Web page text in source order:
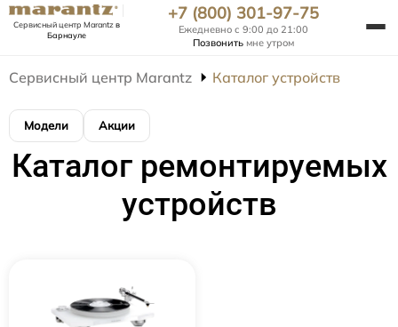
Сервисный центр Marantzв
Барнауле
+7 (800) 301-97-75
Ежедневно с 9:00 до 21:00
Позвонить мне утром
Сервисный центр Marantz Каталог устройств
Модели Акции
Каталог ремонтируемых
устройств